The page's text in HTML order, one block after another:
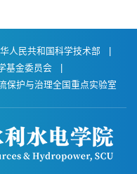
人民共和国科学技术部
基金委员会
保护与治理全国重点实验室